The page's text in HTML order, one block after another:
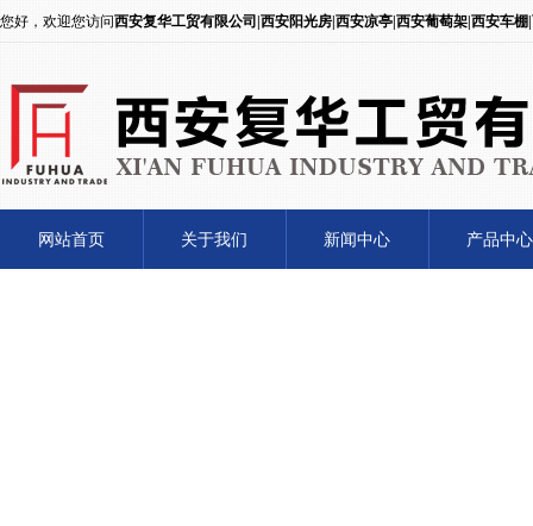
您好，欢迎您访问西安复华工贸有限公司|西安阳光房|西安凉亭|西安葡萄架|西安车
网站首页 关于我们 新闻中心 产品中心